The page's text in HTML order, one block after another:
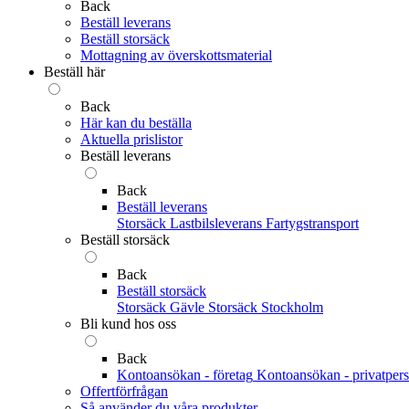
Back
Beställ leverans
Beställ storsäck
Mottagning av överskottsmaterial
Beställ här
Back
Här kan du beställa
Aktuella prislistor
Beställ leverans
Back
Beställ leverans
Storsäck Lastbilsleverans Fartygstransport
Beställ storsäck
Back
Beställ storsäck
Storsäck Gävle Storsäck Stockholm
Bli kund hos oss
Back
Kontoansökan - företag Kontoansökan -
Offertförfrågan